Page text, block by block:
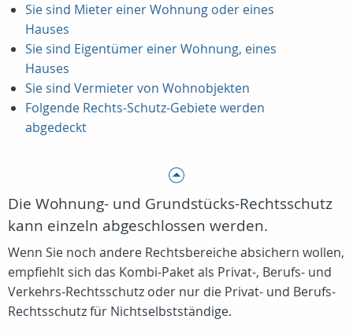
Sie sind Mieter einer Wohnung oder eines
Hauses
Sie sind Eigentümer einer Wohnung, eines
Hauses
Sie sind Vermieter von Wohnobjekten
Folgende Rechts-Schutz-Gebiete werden
abgedeckt
Die Wohnung- und Grundstücks-Rechtsschutz
kann einzeln abgeschlossen werden.
Wenn Sie noch andere Rechtsbereiche absichern wollen,
empfiehlt sich das Kombi-Paket als Privat-, Berufs- und
Verkehrs-Rechtsschutz oder nur die Privat- und Berufs-
Rechtsschutz für Nichtselbstständige.